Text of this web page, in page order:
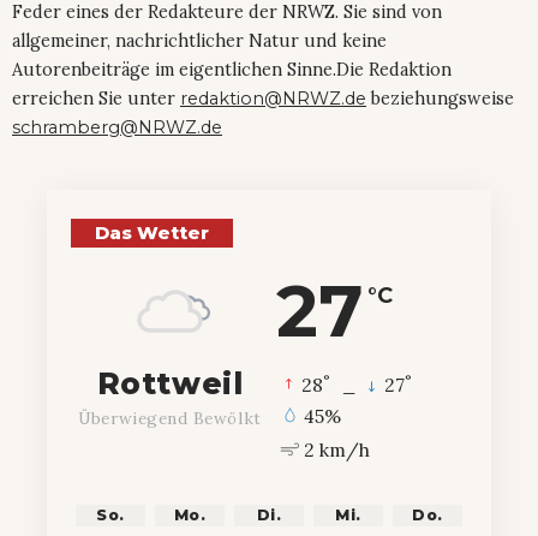
Feder eines der Redakteure der NRWZ. Sie sind von
allgemeiner, nachrichtlicher Natur und keine
Autorenbeiträge im eigentlichen Sinne.Die Redaktion
erreichen Sie unter redaktion@NRWZ.de beziehungsweise
schramberg@NRWZ.de
Das Wetter
27 °C
Rottweil
Überwiegend Bewölkt
28° 27°
45%
2 km/h
So. Mo. Di. Mi. Do.